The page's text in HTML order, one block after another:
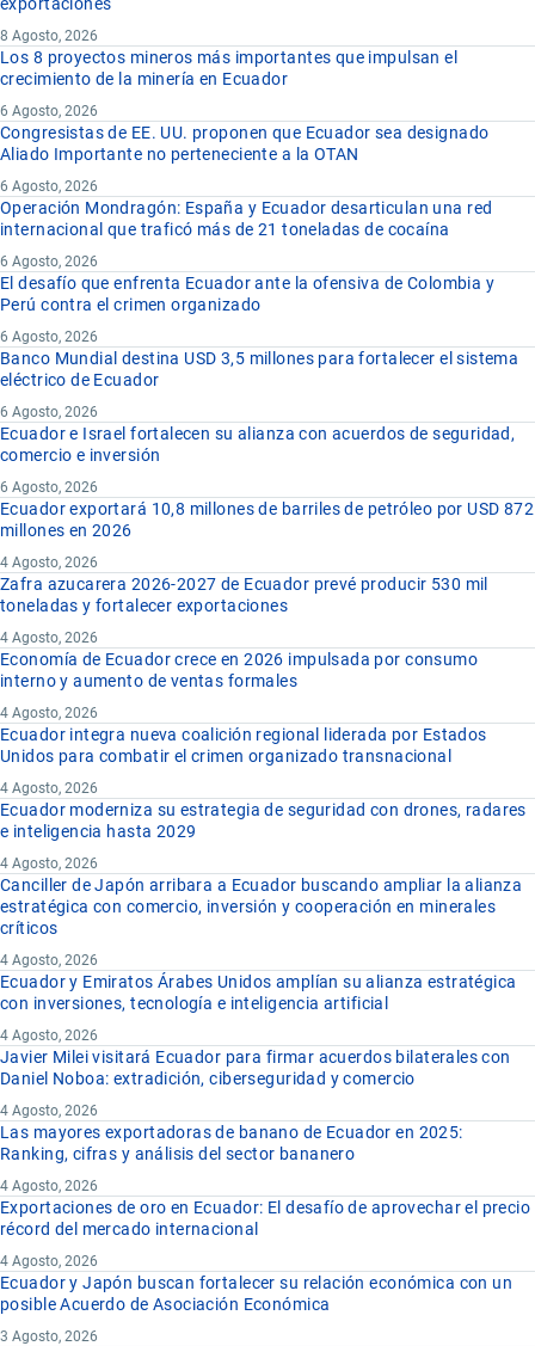
8 Agosto, 2026
Los 8 proyectos mineros más importantes que impulsan el
crecimiento de la minería en Ecuador
6 Agosto, 2026
Congresistas de EE. UU. proponen que Ecuador sea designado
Aliado Importante no perteneciente a la OTAN
6 Agosto, 2026
Operación Mondragón: España y Ecuador desarticulan una red
internacional que traficó más de 21 toneladas de cocaína
6 Agosto, 2026
El desafío que enfrenta Ecuador ante la ofensiva de Colombia y
Perú contra el crimen organizado
6 Agosto, 2026
Banco Mundial destina USD 3,5 millones para fortalecer el sistema
eléctrico de Ecuador
6 Agosto, 2026
Ecuador e Israel fortalecen su alianza con acuerdos de seguridad,
comercio e inversión
6 Agosto, 2026
Ecuador exportará 10,8 millones de barriles de petróleo por USD 872
millones en 2026
4 Agosto, 2026
Zafra azucarera 2026-2027 de Ecuador prevé producir 530 mil
toneladas y fortalecer exportaciones
4 Agosto, 2026
Economía de Ecuador crece en 2026 impulsada por consumo
interno y aumento de ventas formales
4 Agosto, 2026
Ecuador integra nueva coalición regional liderada por Estados
Unidos para combatir el crimen organizado transnacional
4 Agosto, 2026
Ecuador moderniza su estrategia de seguridad con drones, radares
e inteligencia hasta 2029
4 Agosto, 2026
Canciller de Japón arribara a Ecuador buscando ampliar la alianza
estratégica con comercio, inversión y cooperación en minerales
críticos
4 Agosto, 2026
Ecuador y Emiratos Árabes Unidos amplían su alianza estratégica
con inversiones, tecnología e inteligencia artificial
4 Agosto, 2026
Javier Milei visitará Ecuador para firmar acuerdos bilaterales con
Daniel Noboa: extradición, ciberseguridad y comercio
4 Agosto, 2026
Las mayores exportadoras de banano de Ecuador en 2025:
Ranking, cifras y análisis del sector bananero
4 Agosto, 2026
Exportaciones de oro en Ecuador: El desafío de aprovechar el precio
récord del mercado internacional
4 Agosto, 2026
Ecuador y Japón buscan fortalecer su relación económica con un
posible Acuerdo de Asociación Económica
3 Agosto, 2026